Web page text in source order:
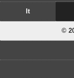
It
©